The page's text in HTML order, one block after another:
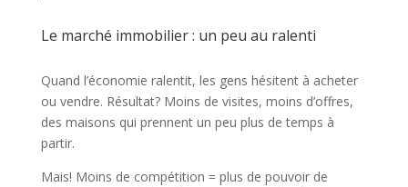
Le marché immobilier : un peu au ralenti
Quand l’économie ralentit, les gens hésitent à acheter
ou vendre. Résultat? Moins de visites, moins d’offres,
des maisons qui prennent un peu plus de temps à
partir.
Mais! Moins de compétition = plus de pouvoir de